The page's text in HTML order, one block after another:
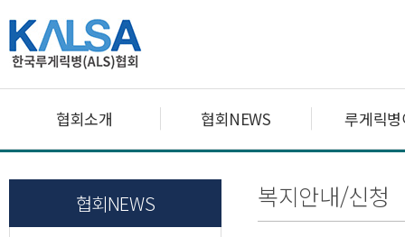
협회소개 협회NEWS 루게릭
협회NEWS 복지안내/신청